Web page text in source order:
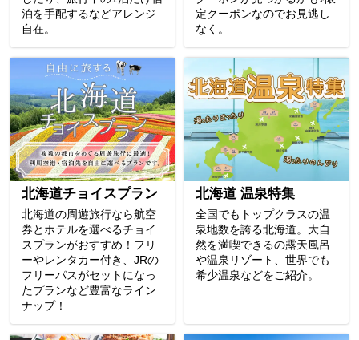
泊を手配するなどアレンジ
自在。
定クーポンなのでお見逃し
なく。
北海道チョイスプラン
北海道の周遊旅行なら航空
券とホテルを選べるチョイ
スプランがおすすめ！フリ
ーやレンタカー付き、JRの
フリーパスがセットになっ
たプランなど豊富なライン
ナップ！
北海道 温泉特集
全国でもトップクラスの温
泉地数を誇る北海道。大自
然を満喫できるの露天風呂
や温泉リゾート、世界でも
希少温泉などをご紹介。